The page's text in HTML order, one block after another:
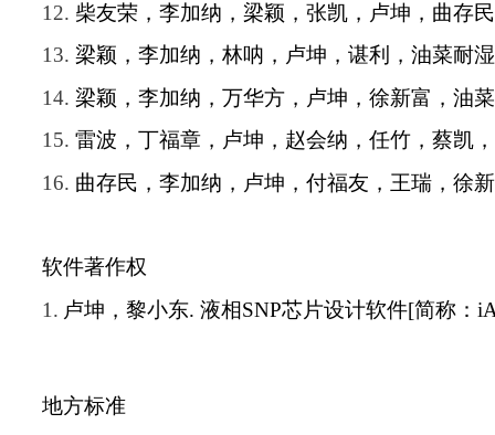
12. 柴友荣，李加纳，梁颖，张凯，卢坤，曲存
13. 梁颖，李加纳，林呐，卢坤，谌利，油菜耐
14. 梁颖，李加纳，万华方，卢坤，徐新富，油
15. 雷波，丁福章，卢坤，赵会纳，任竹，蔡凯
16. 曲存民，李加纳，卢坤，付福友，王瑞，徐
软件著作权
1. 卢坤，黎小东. 液相SNP芯片设计软件[简称：
地方标准